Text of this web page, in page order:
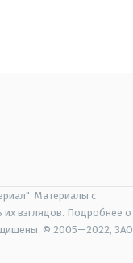
Материалы с
их взглядов. Подробнее о
© 2005—2022, ЗАО